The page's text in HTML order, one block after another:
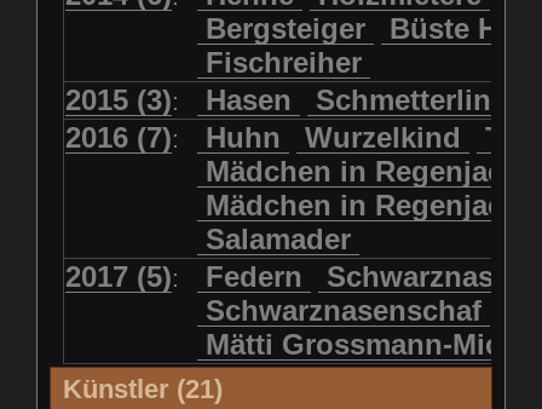
Bergsteiger
Büste HP
Fischreiher
2015 (3): Hasen Schmetterlinge
2016 (7): Huhn Wurzelkind
Mädchen in
Mädchen in Regenjacke
Salamader
2017 (5): Federn
Schwarznasenschaf
Mätti Grossmann-
Künstler (21)